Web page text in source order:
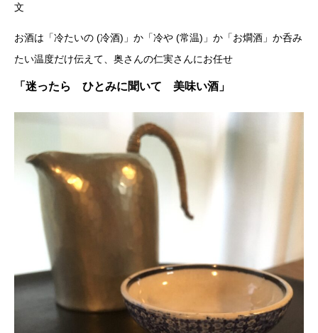
文
お酒は「冷たいの (冷酒)」か「冷や (常温)」か「お燗酒」か呑み
たい温度だけ伝えて、奥さんの仁実さんにお任せ
「迷ったら ひとみに聞いて 美味い酒」